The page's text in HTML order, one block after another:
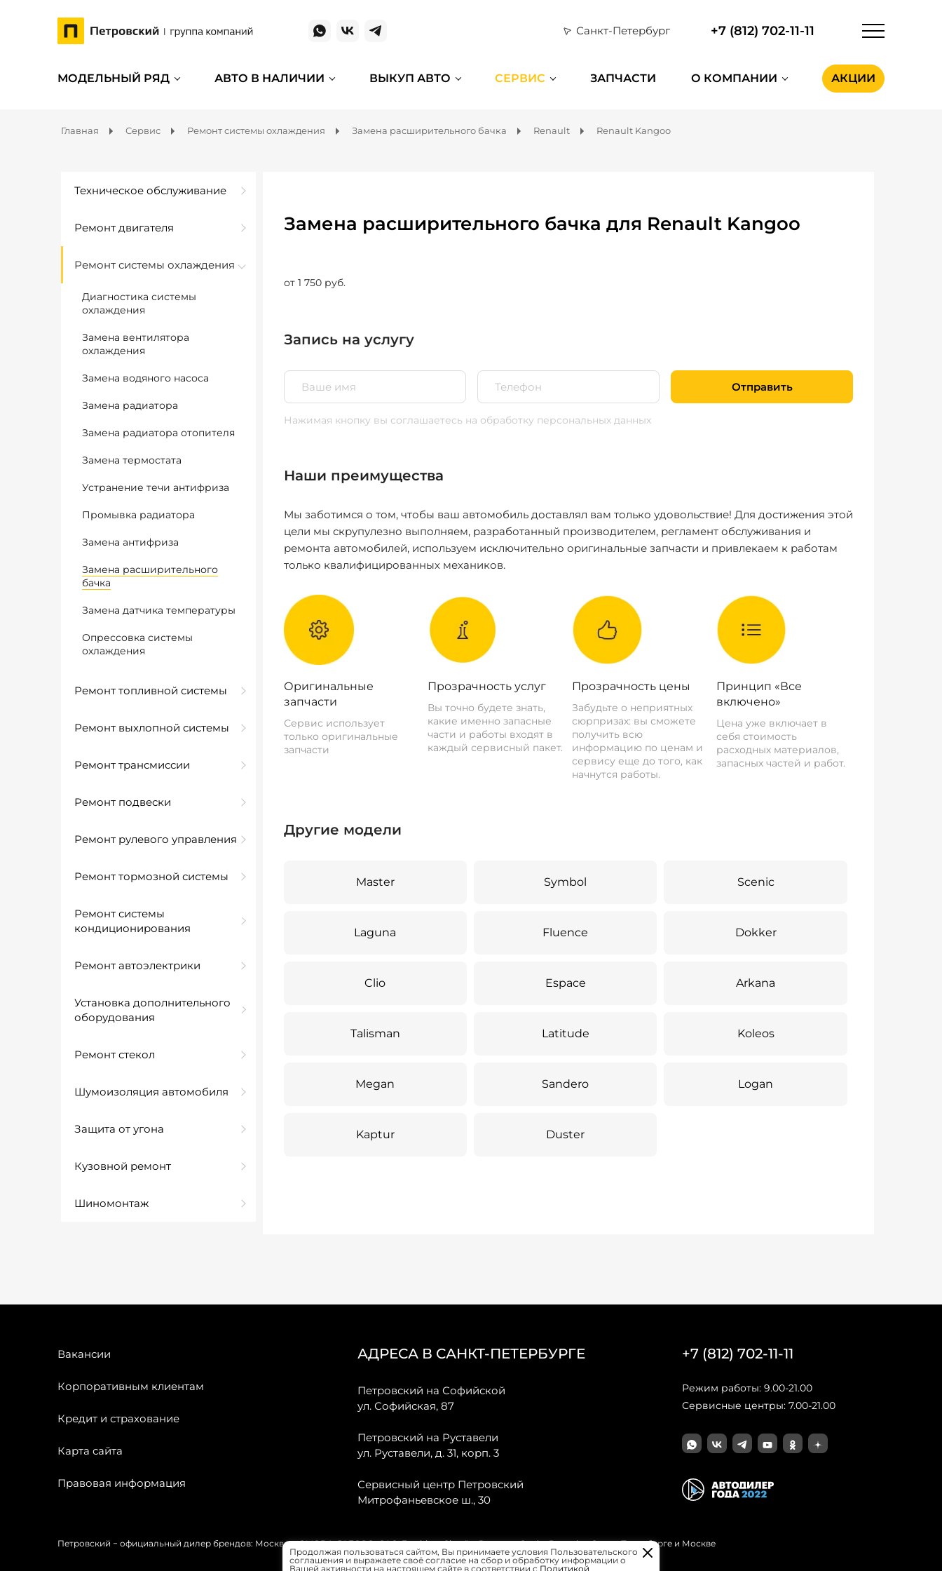
Санкт-Петербург +7 (812) 702-11-11
МОДЕЛЬНЫЙ РЯД АВТО В НАЛИЧИИ ВЫКУП АВТО СЕРВИС ЗАПЧАСТИ О КОМПАНИИ АКЦИИ
Главная Сервис Ремонт системы охлаждения Замена расширительного бачка Renault Renault Kangoo
Техническое обслуживание
Ремонт двигателя
Ремонт системы охлаждения
Диагностика системы
охлаждения
Замена вентилятора
охлаждения
Замена водяного насоса
Замена радиатора
Замена радиатора отопителя
Замена термостата
Устранение течи антифриза
Промывка радиатора
Замена антифриза
Замена расширительного
бачка
Замена датчика температуры
Опрессовка системы
охлаждения
Ремонт топливной системы
Ремонт выхлопной системы
Ремонт трансмиссии
Ремонт подвески
Ремонт рулевого управления
Ремонт тормозной системы
Ремонт системы
кондиционирования
Ремонт автоэлектрики
Установка дополнительного
оборудования
Ремонт стекол
Шумоизоляция автомобиля
Защита от угона
Кузовной ремонт
Шиномонтаж
Замена расширительного бачка для Renault Kangoo
от 1 750 руб.
Запись на услугу
Отправить
Нажимая кнопку вы соглашаетесь на обработку персональных данных
Наши преимущества
Мы заботимся о том, чтобы ваш автомобиль доставлял вам только удовольствие! Для достижения этой
цели мы скрупулезно выполняем, разработанный производителем, регламент обслуживания и
ремонта автомобилей, используем исключительно оригинальные запчасти и привлекаем к работам
только квалифицированных механиков.
Оригинальные
запчасти
Сервис использует
только оригинальные
запчасти
Прозрачность услуг
Вы точно будете знать,
какие именно запасные
части и работы входят в
каждый сервисный пакет.
Прозрачность цены
Забудьте о неприятных
сюрпризах: вы сможете
получить всю
информацию по ценам и
сервису еще до того, как
начнутся работы.
Принцип «Все
включено»
Цена уже включает в
себя стоимость
расходных материалов,
запасных частей и работ.
Другие модели
Master Symbol Scenic
Laguna Fluence Dokker
Clio Espace Arkana
Talisman Latitude Koleos
Megan Sandero Logan
Kaptur Duster
Вакансии
Корпоративным клиентам
Кредит и страхование
Карта сайта
Правовая информация
АДРЕСА В САНКТ-ПЕТЕРБУРГЕ
Петровский на Софийской
ул. Софийская, 87
Петровский на Руставели
ул. Руставели, д. 31, корп. 3
Сервисный центр Петровский
Митрофаньевское ш., 30
+7 (812) 702-11-11
Режим работы: 9.00-21.00
Сервисные центры: 7.00-21.00
Петровский − официальный дилер брендов: Москвич, OMODA, JAECOO, GAC, Forthing, Citroёn, Peugeot, Opel и Renault в Санкт-Петербурге и Москве
Продолжая пользоваться сайтом, Вы принимаете условия Пользовательского
соглашения и выражаете своё согласие на сбор и обработку информации о
Вашей активности на настоящем сайте в соответствии с Политикой